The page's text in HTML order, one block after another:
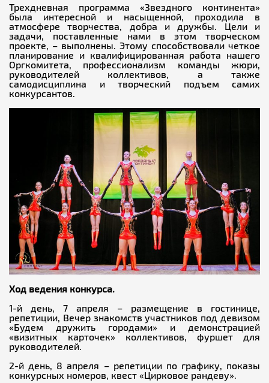
Трехдневная программа «Звездного континента»
была интересной и насыщенной, проходила в
атмосфере творчества, добра и дружбы. Цели и
задачи, поставленные нами в этом творческом
проекте, – выполнены. Этому способствовали четкое
планирование и квалифицированная работа нашего
Оргкомитета, профессионализм команды жюри,
руководителей коллективов, а также
самодисциплина и творческий подъем самих
конкурсантов.
Ход ведения конкурса.
1-й день, 7 апреля – размещение в гостинице,
репетиции, Вечер знакомств участников под девизом
«Будем дружить городами» и демонстрацией
«визитных карточек» коллективов, фуршет для
руководителей.
2-й день, 8 апреля – репетиции по графику, показы
конкурсных номеров, квест «Цирковое рандеву».